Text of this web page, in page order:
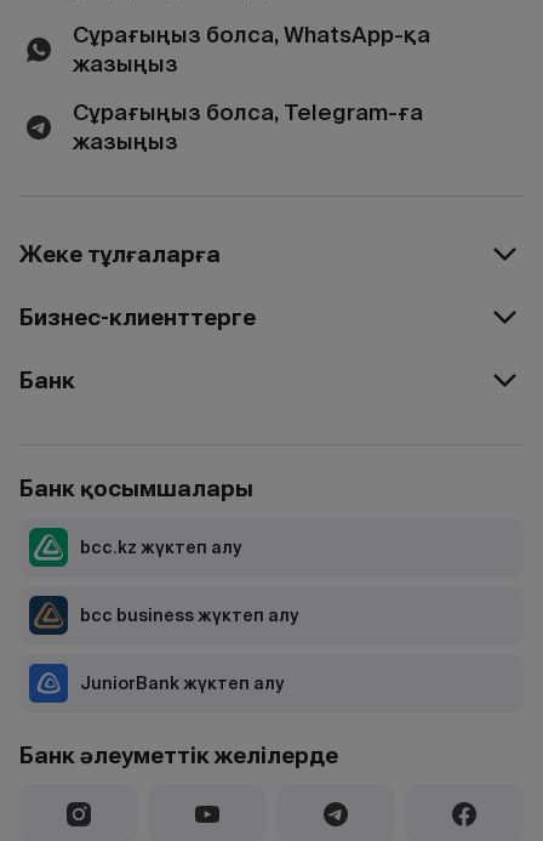
Сұрағыңыз болса, WhatsApp-қа
жазыңыз
Сұрағыңыз болса, Telegram-ға
жазыңыз
Жеке тұлғаларға
Бизнес-клиенттерге
Банк
Банк әлеуметтік желілерде
Банк қосымшалары
bcc.kz жүктеп алу
bcc business жүктеп алу
JuniorBank жүктеп алу